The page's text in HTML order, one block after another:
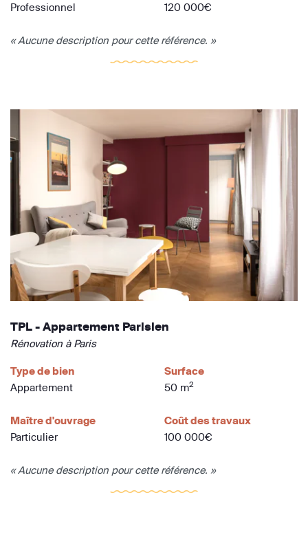
Professionnel
120 000€
« Aucune description pour cette référence. »
TPL - Appartement Parisien
Rénovation à Paris
Type de bien
Appartement
Surface
50 m2
Maître d'ouvrage
Particulier
Coût des travaux
100 000€
« Aucune description pour cette référence. »